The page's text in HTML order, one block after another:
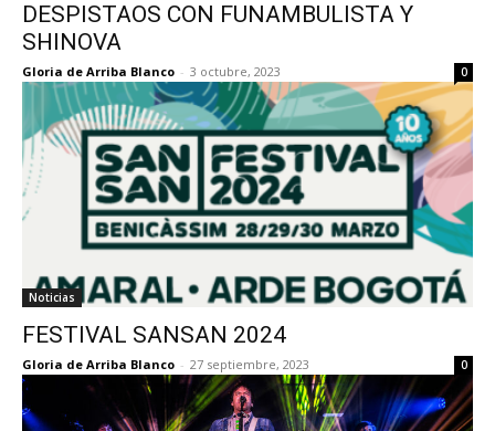
DESPISTAOS CON FUNAMBULISTA Y
SHINOVA
Gloria de Arriba Blanco - 3 octubre, 2023 0
Noticias
FESTIVAL SANSAN 2024
Gloria de Arriba Blanco - 27 septiembre, 2023 0